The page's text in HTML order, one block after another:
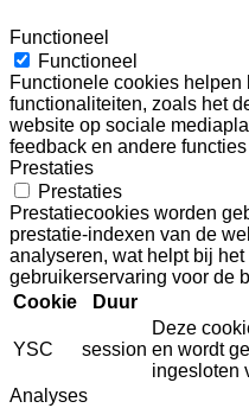
Functioneel
Functioneel
Functionele cookies
functionaliteiten, zoals het
website op sociale
feedback en andere
Prestaties
Prestaties
Prestatiecookies worden
prestatie-indexen van de
analyseren, wat helpt bij
gebruikerservaring voor de
Cookie
Duur
YSC session
Deze
en wordt
ingesloten
Analyses